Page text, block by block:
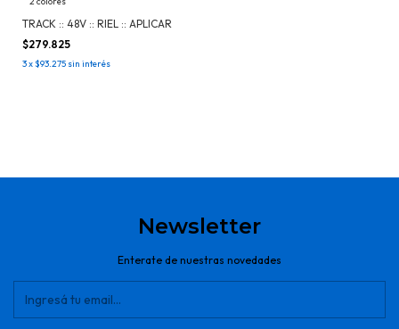
TRACK :: 48V :: RIEL :: APLICAR
$279.825
3x$93.275 sin interés
Newsletter
Enterate de nuestras novedades